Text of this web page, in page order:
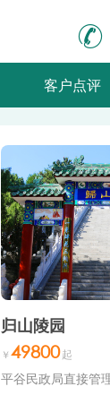
客户点评
归山陵园
49800